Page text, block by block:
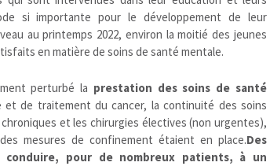
si importante pour le développement de leur
au printemps 2022, environ la moitié des jeunes
en matière de soins de santé mentale.
perturbé la prestation des soins de santé
et de traitement du cancer, la continuité des soins
et les chirurgies électives (non urgentes),
mesures de confinement étaient en place.Des
pour de nombreux patients, à un